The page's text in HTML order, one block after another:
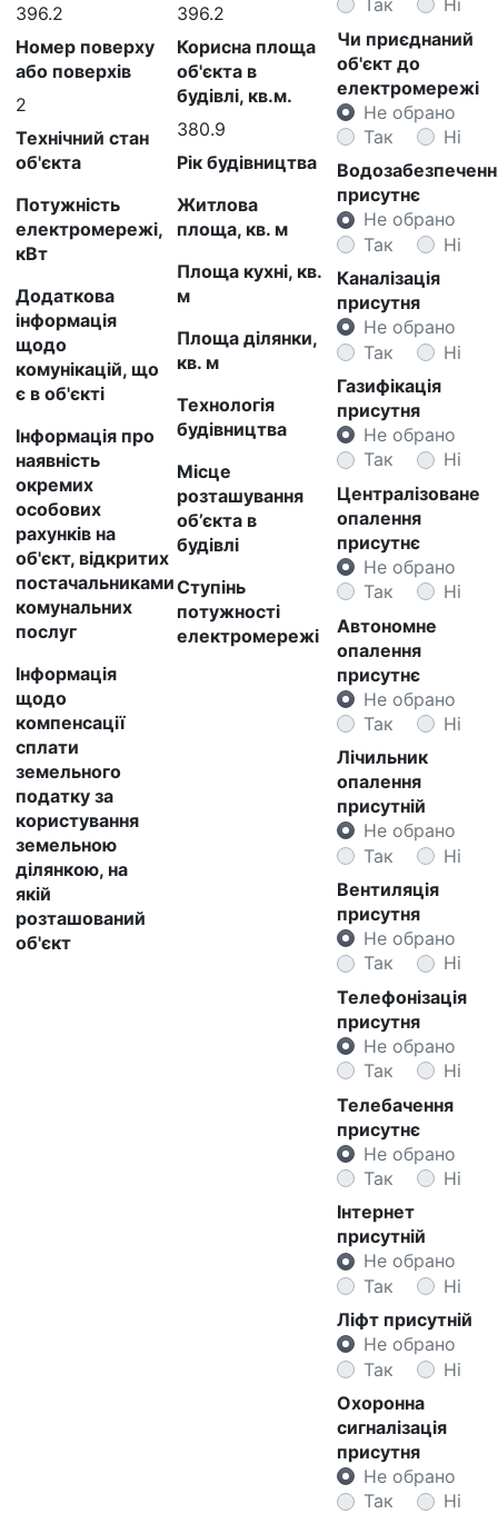
396.2
Номер поверху
або поверхів
2
Технічний стан
об'єкта
Потужність
електромережі,
кВт
Додаткова
інформація
щодо
комунікацій, що
є в об'єкті
Інформація про
наявність
окремих
особових
рахунків на
об'єкт, відкритих
постачальниками
комунальних
послуг
Інформація
щодо
компенсації
сплати
земельного
податку за
користування
земельною
ділянкою, на
якій
розташований
об'єкт
396.2
Корисна площа
об'єкта в
будівлі, кв.м.
380.9
Рік будівництва
Житлова
площа, кв. м
Площа кухні, кв.
м
Площа ділянки,
кв. м
Технологія
будівництва
Місце
розташування
об’єкта в
будівлі
Ступінь
потужності
електромережі
Так
Ні
Чи приєднаний
об'єкт до
електромережі
Не обрано
Так
Ні
присутнє
Не обрано
Так
Ні
Каналізація
присутня
Не обрано
Так
Ні
Газифікація
присутня
Не обрано
Так
Ні
Централізоване
опалення
присутнє
Не обрано
Так
Ні
Автономне
опалення
присутнє
Не обрано
Так
Ні
Лічильник
опалення
присутній
Не обрано
Так
Ні
Вентиляція
присутня
Не обрано
Так
Ні
Телефонізація
присутня
Не обрано
Так
Ні
Телебачення
присутнє
Не обрано
Так
Ні
Інтернет
присутній
Не обрано
Так
Ні
Ліфт присутній
Не обрано
Так
Ні
Охоронна
сигналізація
присутня
Не обрано
Так
Ні